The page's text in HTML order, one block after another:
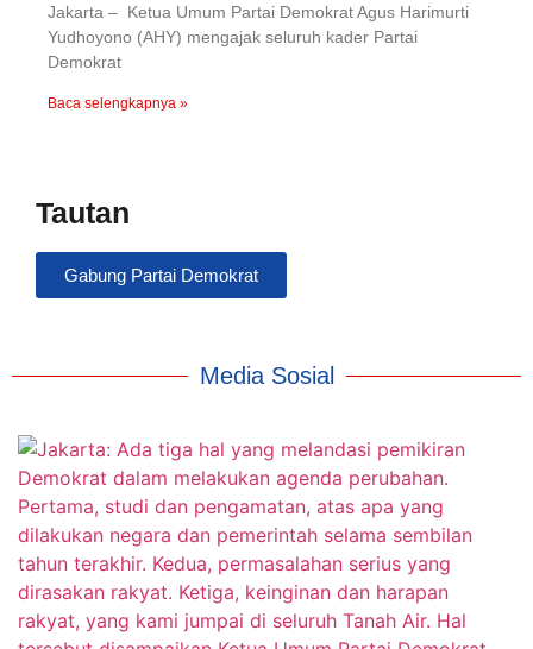
Jakarta – Ketua Umum Partai Demokrat Agus Harimurti
Yudhoyono (AHY) mengajak seluruh kader Partai
Demokrat
Baca selengkapnya »
Tautan
Gabung Partai Demokrat
Media Sosial